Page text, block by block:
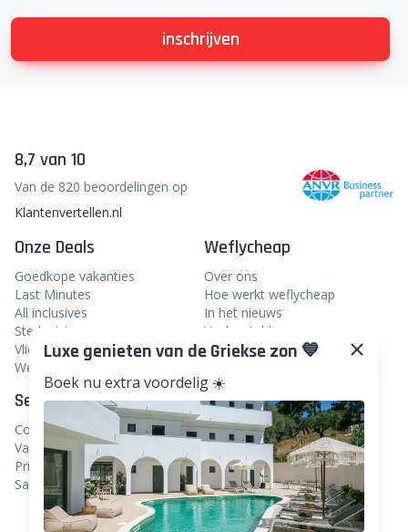
inschrijven
8,7 van 10
Van de 820 beoordelingen op
Goedkope vakanties
Last Minutes
All inclusives
Stedentrips
Vliegtickets
Weekendje weg
Weflycheap
Over ons
Hoe werkt weflycheap
In het nieuws
Veelgestelde vragen
Contact
Vacatures
Privacy
Samenwerken
Volg ons
Facebook
Instagram
Linkedin
Luxe genieten van de Griekse zon 💙
Boek nu extra voordelig ☀️